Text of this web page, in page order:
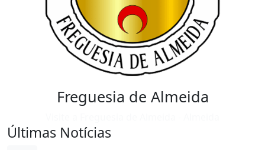
Freguesia de Almeida
Últimas Notícias